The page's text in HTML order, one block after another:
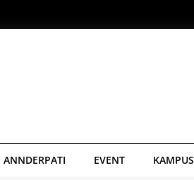
ANNDERPATI EVENT KAMPUS